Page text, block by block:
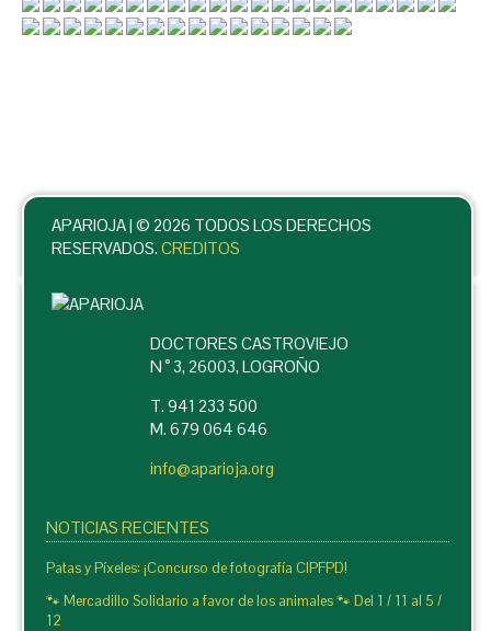
APARIOJA | © 2026 TODOS LOS DERECHOS
RESERVADOS. CREDITOS
DOCTORES CASTROVIEJO
N ° 3, 26003, LOGROÑO
T. 941 233 500
M. 679 064 646
info@aparioja.org
NOTICIAS RECIENTES
Patas y Píxeles: ¡Concurso de fotografía CIPFPD!
🐾 Mercadillo Solidario a favor de los animales 🐾 Del 1 / 11 al 5 /
12